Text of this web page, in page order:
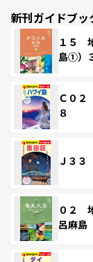
新刊ガイドブッ
１５
島①）
Ｃ０
８
Ｊ３
０２
呂麻島